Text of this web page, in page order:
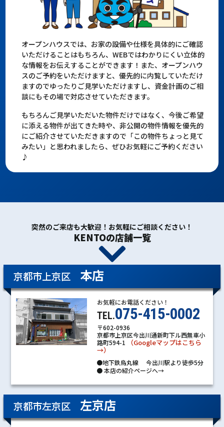
オープンハウスでは、お家の設備や仕様を具体的にご確認
いただけることはもちろん、WEBではわかりにくい立体的
な情報をお伝えすることができます！また、オープンハウ
スのご予約をいただけますと、優先的に内覧していただけ
ますのでゆったりご見学いただけますし、資金計画のご相
談にもその場で対応させていただきます。
もちろんご見学いただいた物件だけではなく、今後ご希望
に添える物件が出てきた時や、非公開の物件情報を優先的
にご紹介させていただきますので「この物件ちょっと見て
みたい」と思われましたら、ぜひお気軽にご予約ください
♪
突然のご来店も大歓迎！お気軽にご相談ください！
KENTOの店舗一覧
京都市上京区 本店
お気軽にお電話ください！
TEL.075-415-0002
〒602-0936
京都市上京区今出川通新町下ル西無車小
路町594-1
（Googleマップはこちら
→）
●地下鉄烏丸線 今出川駅より徒歩5分
●本店の紹介ページへ→
京都市左京区 左京店